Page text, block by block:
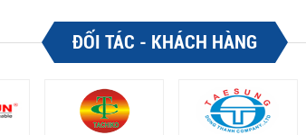
ĐỐI TÁC - KHÁCH HÀNG